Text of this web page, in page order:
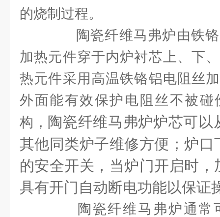
的烧制过程。
陶瓷纤维马弗炉由铁铬
加热元件穿于内炉衬芯上、下
热元件采用高温铁铬铝电阻丝
外面能有效保护电阻丝不被碰
构， 陶瓷纤维马弗炉炉芯可以
其他同类炉子维修方便；炉
的安全开关，当炉门开启时
具有开门自动断电功能以保证
陶瓷纤维马弗炉通常